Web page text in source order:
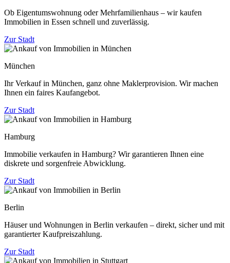
Ob Eigentumswohnung oder Mehrfamilienhaus – wir kaufen
Immobilien in Essen schnell und zuverlässig.
Zur Stadt
München
Ihr Verkauf in München, ganz ohne Maklerprovision. Wir machen
Ihnen ein faires Kaufangebot.
Zur Stadt
Hamburg
Immobilie verkaufen in Hamburg? Wir garantieren Ihnen eine
diskrete und sorgenfreie Abwicklung.
Zur Stadt
Berlin
Häuser und Wohnungen in Berlin verkaufen – direkt, sicher und mit
garantierter Kaufpreiszahlung.
Zur Stadt